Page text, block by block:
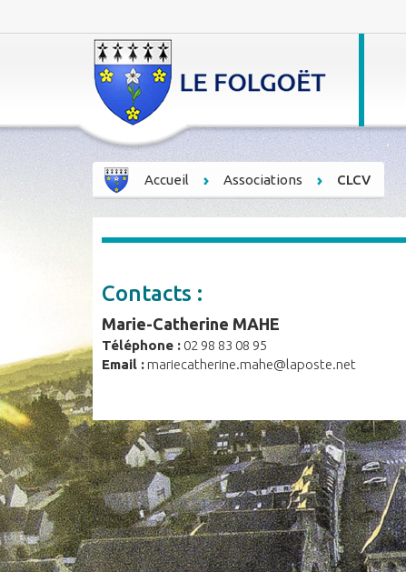
Accueil Associations CLCV
Contacts :
Marie-Catherine MAHE
Téléphone : 02 98 83 08 95
Email : mariecatherine.mahe@laposte.net